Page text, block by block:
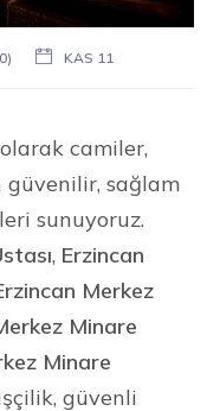
KAS 11
olarak camiler,
sağlam
sunuyoruz.
, Erzincan
Merkez
Minare
Minare
güvenli